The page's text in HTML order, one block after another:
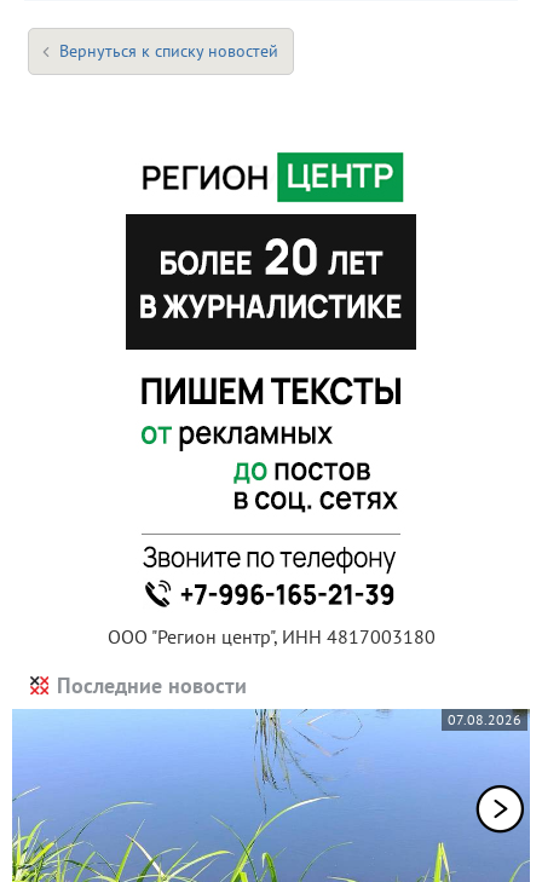
Вернуться к списку новостей
ООО "Регион центр", ИНН 4817003180
Последние новости
07.08.2026